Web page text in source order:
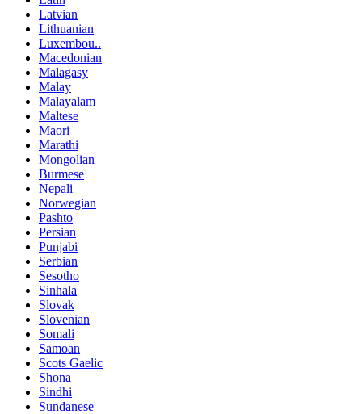
Latvian
Lithuanian
Luxembou..
Macedonian
Malagasy
Malay
Malayalam
Maltese
Maori
Marathi
Mongolian
Burmese
Nepali
Norwegian
Pashto
Persian
Punjabi
Serbian
Sesotho
Sinhala
Slovak
Slovenian
Somali
Samoan
Scots Gaelic
Shona
Sindhi
Sundanese